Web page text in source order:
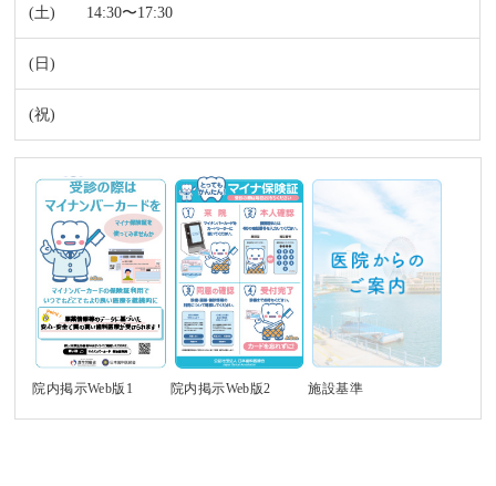
14:30〜17:30
院内掲示Web版1 院内掲示Web版2 施設基準